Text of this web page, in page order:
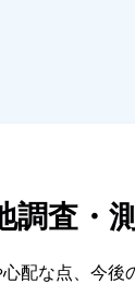
調査・
配な点、今後